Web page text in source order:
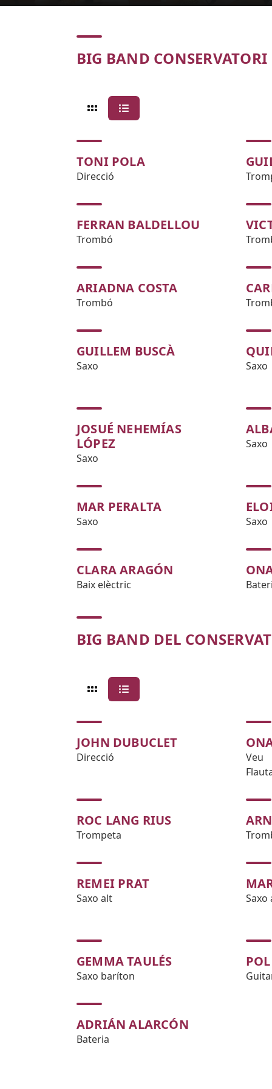
Concert
BIG BAND CONSERVATORI
TONI POLA
Direcció
FERRAN BALDELLOU
Trombó
ARIADNA COSTA
Trombó
GUILLEM BUSCÀ
Saxo Saxo
JOSUÉ NEHEMÍAS
LÓPEZ
Saxo
Saxo
MAR PERALTA
Saxo Saxo
CLARA ARAGÓN
Baix elèctric
BIG BAND DEL
JOHN DUBUCLET
Direcció
Veu
ROC LANG RIUS
Trompeta
REMEI PRAT
Saxo alt Saxo
GEMMA TAULÉS
Saxo baríton
ADRIÁN ALARCÓN
Bateria